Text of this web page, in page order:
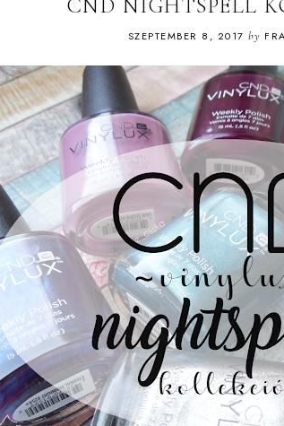
CND NIGHTSPELL
SZEPTEMBER 8, 2017 by